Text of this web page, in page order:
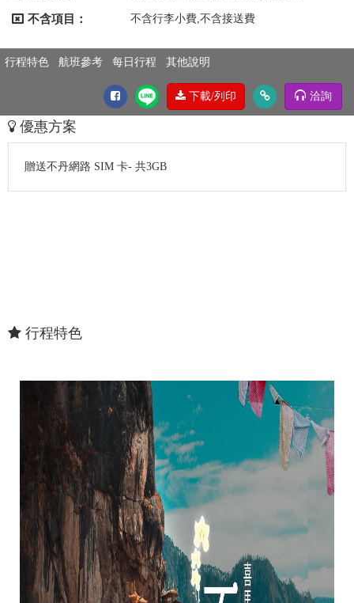
不含項目： 不含行李小費,不含接送費
行程特色 航班參考 每日行程 其他說明
洽詢
優惠方案
贈送不丹網路 SIM 卡- 共3GB
行程特色